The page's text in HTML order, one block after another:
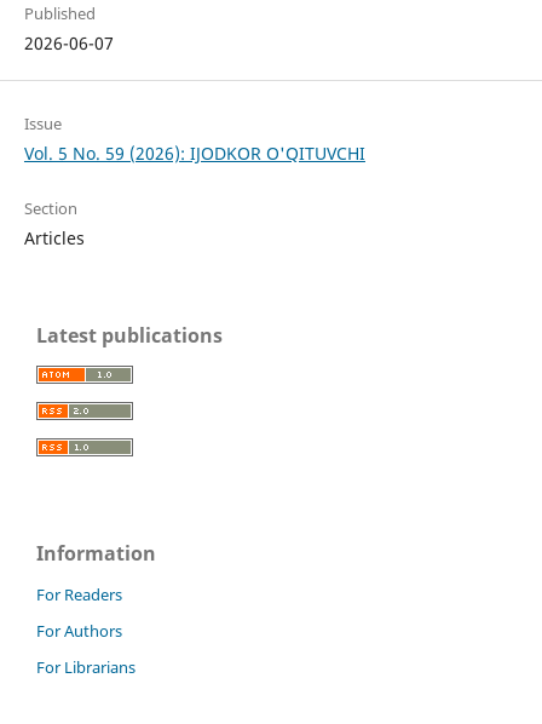
Published
2026-06-07
Issue
Vol. 5 No. 59 (2026): IJODKOR O'QITUVCHI
Section
Articles
Latest publications
Information
For Readers
For Authors
For Librarians